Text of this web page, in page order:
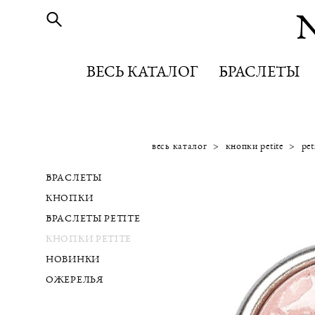
ВЕСЬ КАТАЛОГ БРАСЛЕТЫ
ВЕСЬ КАТАЛОГ БРАСЛЕТЫ
БРАСЛЕТЫ
КНОПКИ
БРАСЛЕТЫ PETITE
КНОПКИ PETITE
НОВИНКИ
ОЖЕРЕЛЬЯ
весь каталог > кнопки petite >